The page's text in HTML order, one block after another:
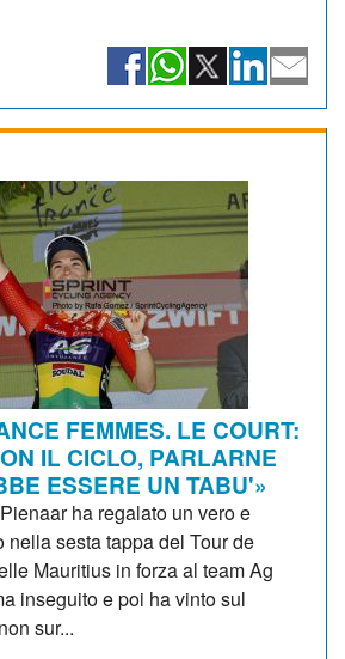
FEMMES. LE COURT:
IL CICLO, PARLARNE
ESSERE UN TABU'»
ha regalato un vero e
nella sesta tappa del Tour de
Mauritius in forza al team Ag
inseguito e poi ha vinto sul
sur...